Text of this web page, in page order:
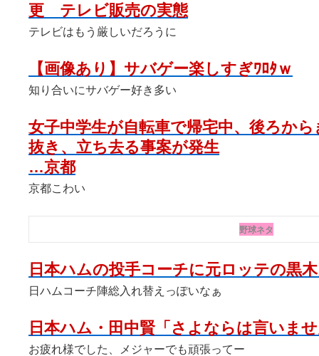
更 テレビ販売の実態
テレビはもう厳しいだろうに
【画像あり】サバゲー楽しすぎﾜﾛﾀｗ
知り合いにサバゲー好き多い
女子中学生が自転車で帰宅中、後ろか
抜き、立ち去る事案が発生
…京都
京都こわい
野球ネタ
日本ハムの投手コーチに元ロッテの黒
日ハムコーチ陣総入れ替えっぽいなぁ
日本ハム・田中賢「さよならは言いま
お疲れ様でした、メジャーでも頑張ってー